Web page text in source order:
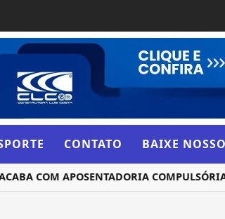
CONTATO BAIXE
COM APOSENTADORIA